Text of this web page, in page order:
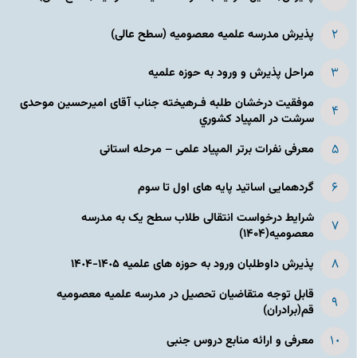
پذیرش مدرسه علمیه معصومیه‌ (سطح عالی)
مراحل پذیرش و ورود به حوزه علمیه
موفقیت درخشان طلبه فـرهیخته جناب آقای امیرحسین موحدی
سرشت در المپياد كشوري
معرفی نفرات برتر المپیاد علمی – مرحله استانی
گردهمایی اساتید پایه های اول تا سوم
شرایط درخواست انتقالی طلاب سطح یک به مدرسه
معصومیه(۱۴۰۴)
پذیرش داوطلبان ورود به حوزه های علمیه ١۴٠۵-١۴٠۴
قابل توجه متقاضیان تحصیل در مدرسه علمیه معصومیه
قم(برادران)
معرفی و ارائه منابع دروس جنبی